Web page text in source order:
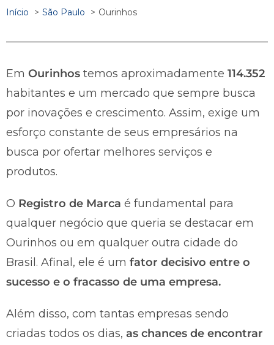
Início São Paulo Ourinhos
Em Ourinhos temos aproximadamente 114.352
habitantes e um mercado que sempre busca
por inovações e crescimento. Assim, exige um
esforço constante de seus empresários na
busca por ofertar melhores serviços e
produtos.
O Registro de Marca é fundamental para
qualquer negócio que queria se destacar em
Ourinhos ou em qualquer outra cidade do
Brasil. Afinal, ele é um fator decisivo entre o
sucesso e o fracasso de uma empresa.
Além disso, com tantas empresas sendo
criadas todos os dias, as chances de encontrar